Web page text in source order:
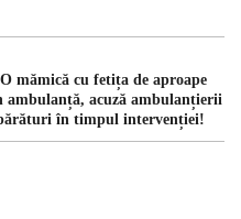
mămică cu fetița de aproape
ambulanță, acuză ambulanțierii
în timpul intervenției!